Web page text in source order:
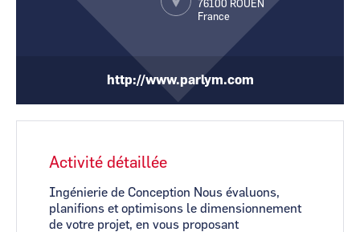
CCI Business
Pays de la Loire
CCI Business
Pays de la Loire
76100 ROUEN
France
http://www.parlym.com
Activité détaillée
Ingénierie de Conception Nous évaluons,
planifions et optimisons le dimensionnement
de votre projet, en vous proposant